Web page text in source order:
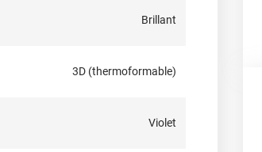
Brillant
3D (thermoformable)
Violet